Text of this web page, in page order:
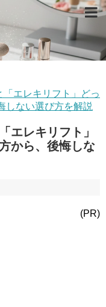
エレキリフト」どっ
しない選び方を解説
エレキリフト」
から、後悔しな
(PR)